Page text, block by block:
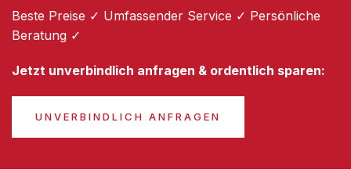
Beste Preise ✓ Umfassender Service ✓ Persönliche
Beratung ✓
Jetzt unverbindlich anfragen & ordentlich sparen:
UNVERBINDLICH ANFRAGEN